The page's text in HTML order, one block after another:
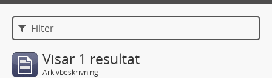
Filter
Visar 1 resultat
Arkivbeskrivning